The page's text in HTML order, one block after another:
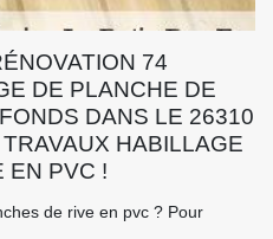
74
DE PLANCHE DE
DANS LE 26310
HABILLAGE
EN PVC !
de rive en pvc ? Pour